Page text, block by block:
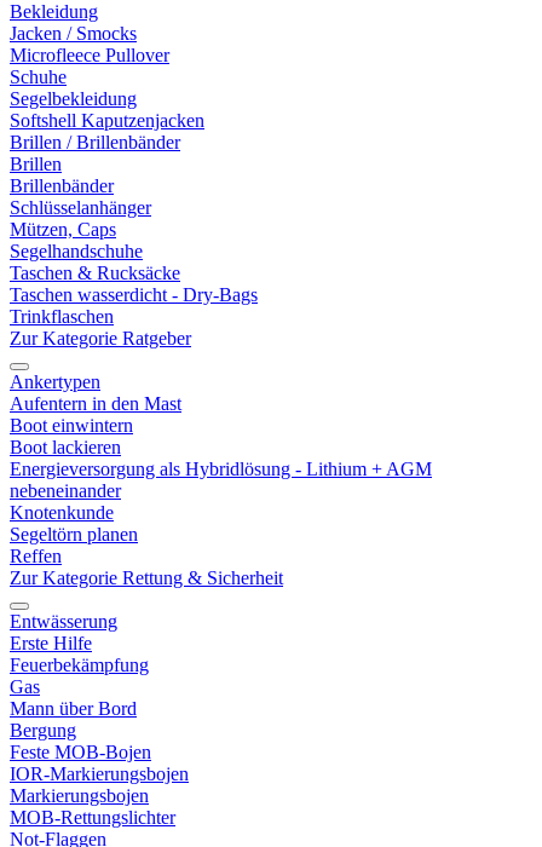
Bekleidung
Jacken / Smocks
Microfleece Pullover
Schuhe
Segelbekleidung
Softshell Kaputzenjacken
Brillen / Brillenbänder
Brillen
Brillenbänder
Schlüsselanhänger
Mützen, Caps
Segelhandschuhe
Taschen & Rucksäcke
Taschen wasserdicht - Dry-Bags
Trinkflaschen
Zur Kategorie Ratgeber
Ankertypen
Aufentern in den Mast
Boot einwintern
Boot lackieren
Energieversorgung als Hybridlösung - Lithium + AGM
nebeneinander
Knotenkunde
Segeltörn planen
Reffen
Zur Kategorie Rettung & Sicherheit
Entwässerung
Erste Hilfe
Feuerbekämpfung
Gas
Mann über Bord
Bergung
Feste MOB-Bojen
IOR-Markierungsbojen
Markierungsbojen
MOB-Rettungslichter
Not-Flaggen